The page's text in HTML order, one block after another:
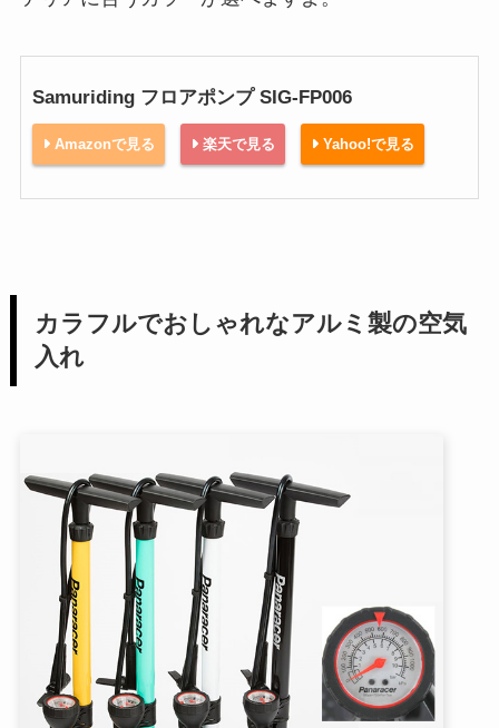
Samuriding フロアポンプ SIG-FP006
Amazonで見る 楽天で見る Yahoo!で見る
カラフルでおしゃれなアルミ製の空気
入れ